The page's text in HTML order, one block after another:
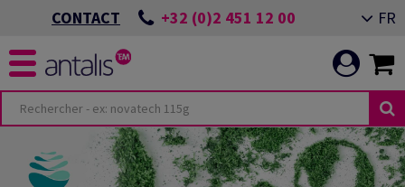
CONTACT +32 (0)2 451 12 00 FR
ESG